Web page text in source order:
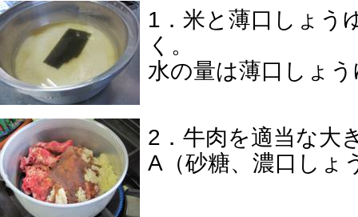
1．米と薄口しょう
く。
水の量は薄口しょ
2．牛肉を適当な大
A（砂糖、濃口しょ